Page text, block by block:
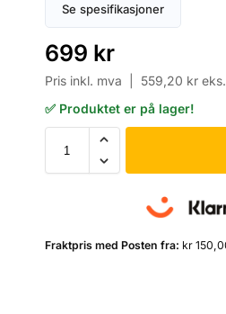
Se spesifikasjoner
699 kr
Pris inkl. mva | 559,20 kr
✅ Produktet er på lager!
Fraktpris med Posten fra: kr